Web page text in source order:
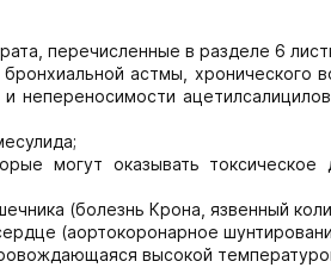
перечисленные в разделе 6
астмы, хронического
могут оказывать токсическое
(болезнь Крона, язвенный
(аортокоронарное
высокой